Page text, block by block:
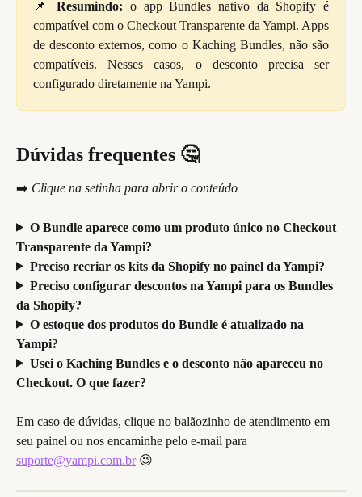
📌Resumindo: o app Bundles nativo da Shopify é
compatível com o Checkout Transparente da Yampi. Apps
de desconto externos, como o Kaching Bundles, não são
compatíveis. Nesses casos, o desconto precisa ser
configurado diretamente na Yampi.
Dúvidas frequentes 🤔
➡️ Clique na setinha para abrir o conteúdo
O Bundle aparece como um produto único no Checkout
Transparente da Yampi?
Preciso recriar os kits da Shopify no painel da Yampi?
Preciso configurar descontos na Yampi para os Bundles
da Shopify?
O estoque dos produtos do Bundle é atualizado na
Yampi?
Usei o Kaching Bundles e o desconto não apareceu no
Checkout. O que fazer?
Em caso de dúvidas, clique no balãozinho de atendimento em
seu painel ou nos encaminhe pelo e-mail para
suporte@yampi.com.br 😉